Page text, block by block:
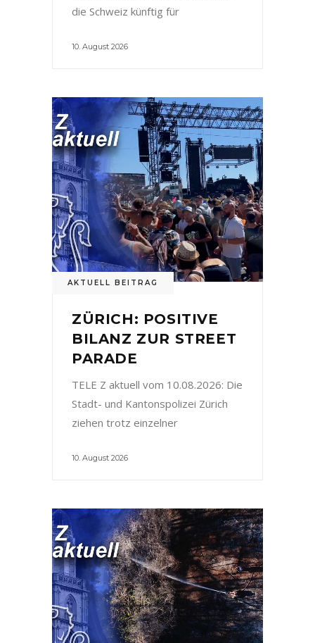
die Schweiz künftig für
10. August 2026
AKTUELL BEITRAG
ZÜRICH: POSITIVE
BILANZ ZUR STREET
PARADE
TELE Z aktuell vom 10.08.2026: Die
Stadt- und Kantonspolizei Zürich
ziehen trotz einzelner
10. August 2026